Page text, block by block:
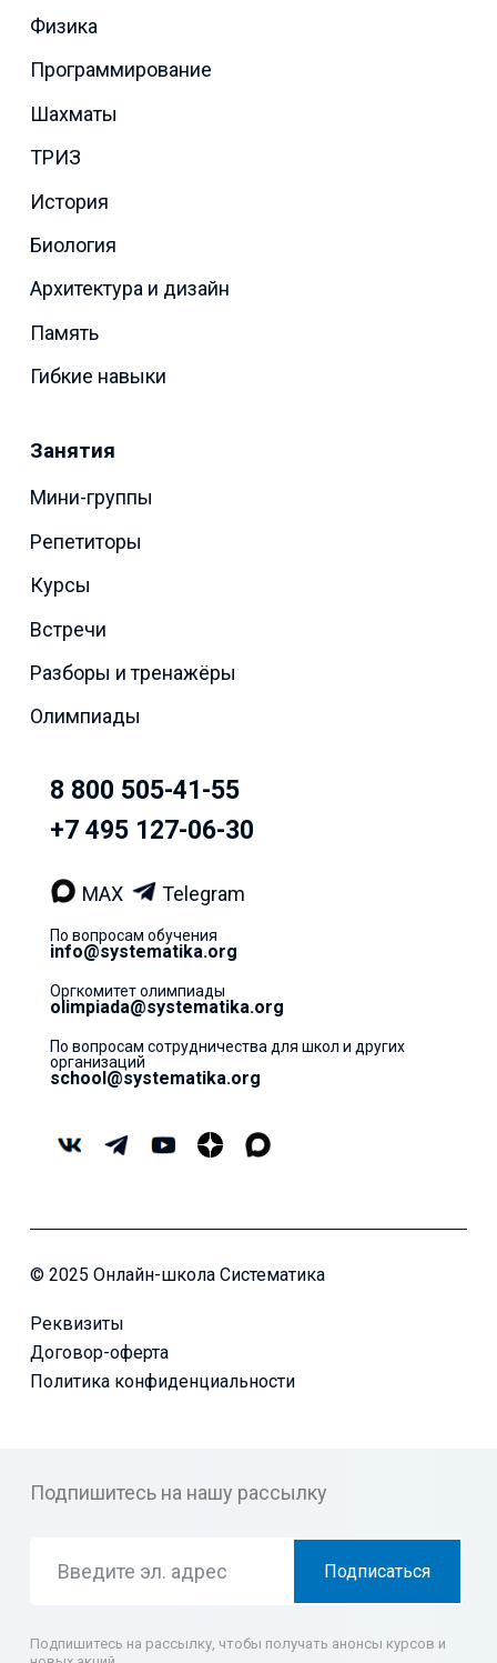
Физика
Программирование
Шахматы
ТРИЗ
История
Биология
Архитектура и дизайн
Память
Гибкие навыки
Занятия
Мини-группы
Репетиторы
Курсы
Встречи
Разборы и тренажёры
Олимпиады
8 800 505-41-55
+7 495 127-06-30
MAX Telegram
По вопросам обучения
info@systematika.org
Оргкомитет олимпиады
olimpiada@systematika.org
По вопросам сотрудничества для школ и других
организаций
school@systematika.org
© 2025 Онлайн-школа Систематика
Реквизиты
Договор-оферта
Политика конфиденциальности
Подпишитесь на нашу рассылку
Подписаться
Подпишитесь на рассылку, чтобы получать анонсы курсов и